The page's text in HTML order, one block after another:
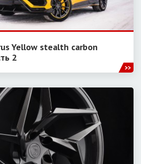
Yellow stealth carbon
2